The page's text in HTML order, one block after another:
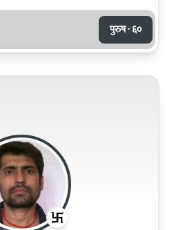
पुरुष · ६०